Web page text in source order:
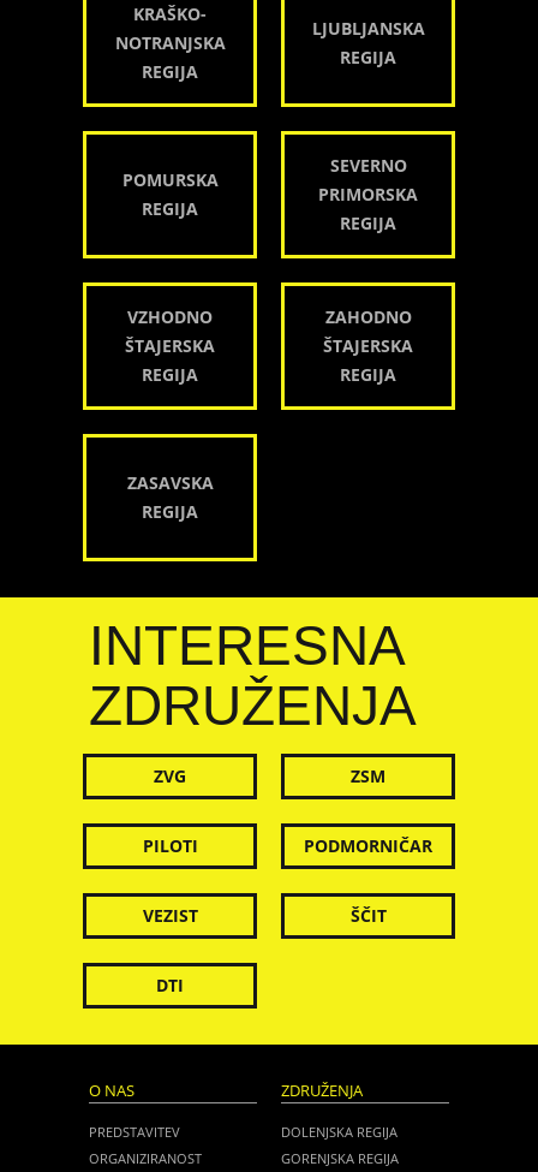
KRAŠKO-
NOTRANJSKA
REGIJA
LJUBLJANSKA
REGIJA
POMURSKA
REGIJA
SEVERNO
PRIMORSKA
REGIJA
VZHODNO
ŠTAJERSKA
REGIJA
ZAHODNO
ŠTAJERSKA
REGIJA
ZASAVSKA
REGIJA
INTERESNA
ZDRUŽENJA
ZVG ZSM
PILOTI PODMORNIČAR
VEZIST ŠČIT
DTI
O NAS
PREDSTAVITEV
ORGANIZIRANOST
ZDRUŽENJA
DOLENJSKA REGIJA
GORENJSKA REGIJA